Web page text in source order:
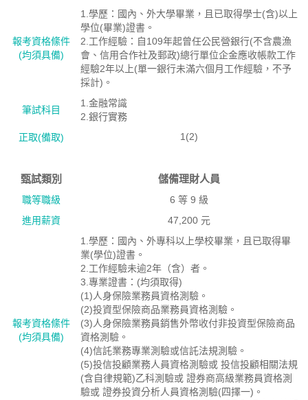
報考資格絛件
(均須具備)
1.學歷：國內、外大學畢業，且已取得學士(含)以上
學位(畢業)證書。
2.工作經驗：自109年起曾任公民營銀行(不含農漁
會、信用合作社及郵政)總行單位企金應收帳款工作
經驗2年以上(單一銀行未滿六個月工作經驗，不予
採計)。
筆試科目
1.金融常識
2.銀行實務
正取(備取)
1(2)
甄試類別 儲備理財人員
職等職級
6 等 9 級
進用薪資
47,200 元
報考資格絛件
(均須具備)
1.學歷：國內、外專科以上學校畢業，且已取得畢
業(學位)證書。
2.工作經驗未逾2年（含）者。
3.專業證書：(均須取得)
(1)人身保險業務員資格測驗。
(2)投資型保險商品業務員資格測驗。
(3)人身保險業務員銷售外幣收付非投資型保險商品
資格測驗。
(4)信託業務專業測驗或信託法規測驗。
(5)投信投顧業務人員資格測驗或 投信投顧相關法規
(含自律規範)乙科測驗或 證券商高級業務員資格測
驗或 證券投資分析人員資格測驗(四擇一)。